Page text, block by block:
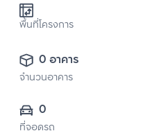
พื้นที่โครงการ
0 อาคาร
จำนวนอาคาร
0
ที่จอดรถ